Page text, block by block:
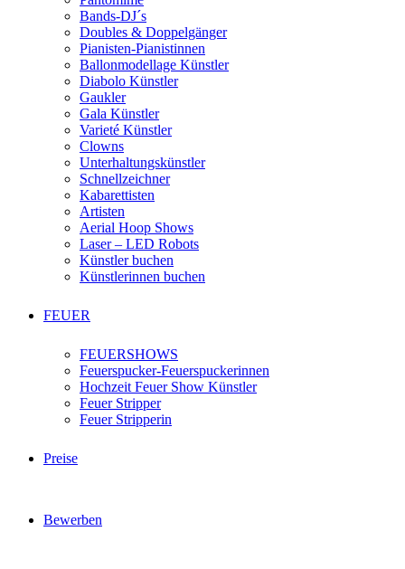
Bands-DJ´s
Doubles & Doppelgänger
Pianisten-Pianistinnen
Ballonmodellage Künstler
Diabolo Künstler
Gaukler
Gala Künstler
Varieté Künstler
Clowns
Unterhaltungskünstler
Schnellzeichner
Kabarettisten
Artisten
Aerial Hoop Shows
Laser – LED Robots
Künstler buchen
Künstlerinnen buchen
FEUER
FEUERSHOWS
Feuerspucker-Feuerspuckerinnen
Hochzeit Feuer Show Künstler
Feuer Stripper
Feuer Stripperin
Preise
Bewerben